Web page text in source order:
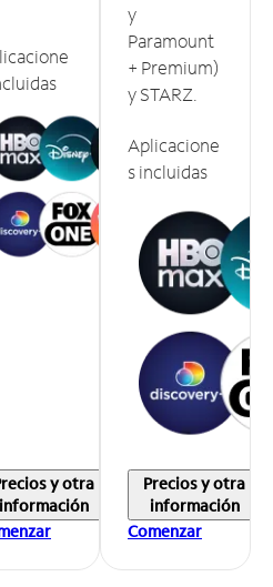
y otra
información
y
Paramount
+ Premium)
y STARZ.
Aplicacione
s incluidas
Precios y otra
información
Comenzar